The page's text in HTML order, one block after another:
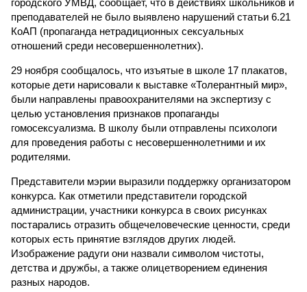
городского УМВД, сообщает, что в действиях школьников и
преподавателей не было выявлено нарушений статьи 6.21
КоАП (пропаганда нетрадиционных сексуальных
отношений среди несовершеннолетних).
29 ноября сообщалось, что изъятые в школе 17 плакатов,
которые дети нарисовали к выставке «Толерантный мир»,
были направлены правоохранителями на экспертизу с
целью установления признаков пропаганды
гомосексуализма. В школу были отправлены психологи
для проведения работы с несовершеннолетними и их
родителями.
Представители мэрии выразили поддержку организатором
конкурса. Как отметили представители городской
администрации, участники конкурса в своих рисунках
постарались отразить общечеловеческие ценности, среди
которых есть принятие взглядов других людей.
Изображение радуги они назвали символом чистоты,
детства и дружбы, а также олицетворением единения
разных народов.